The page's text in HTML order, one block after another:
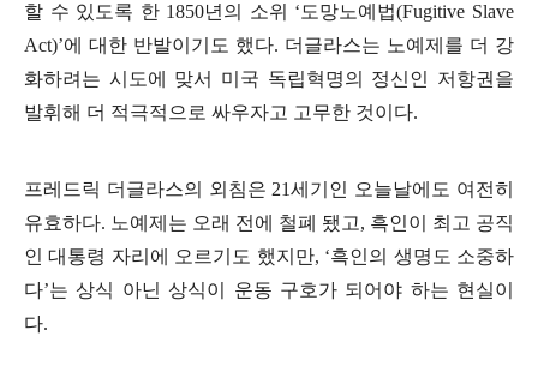
할 수 있도록 한 1850년의 소위 ‘도망노예법(Fugitive Slave
Act)’에 대한 반발이기도 했다. 더글라스는 노예제를 더 강
화하려는 시도에 맞서 미국 독립혁명의 정신인 저항권을
발휘해 더 적극적으로 싸우자고 고무한 것이다.
프레드릭 더글라스의 외침은 21세기인 오늘날에도 여전히
유효하다. 노예제는 오래 전에 철폐 됐고, 흑인이 최고 공직
인 대통령 자리에 오르기도 했지만, ‘흑인의 생명도 소중하
다’는 상식 아닌 상식이 운동 구호가 되어야 하는 현실이
다.